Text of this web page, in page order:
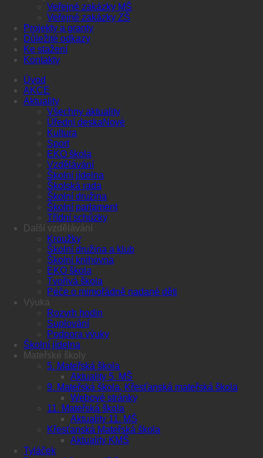
Veřejné zakázky MŠ
Veřejné zakázky ZŠ
Projekty a granty
Důležité odkazy
Ke stažení
Kontakty
Úvod
AKCE
Aktuality
Všechny aktuality
Úřední deska
Kultura
Sport
EKO škola
Vzdělávání
Školní jídelna
Školská rada
Školní družina
Školní parlament
Třídní schůzky
Další vzdělávání
Kroužky
Školní družina a klub
Školní knihovna
EKO škola
Tvořivá škola
Péče o mimořádně nadané děti
Výuka
Rozvrh hodin
Suplování
Podpora výuky
Školní jídelna
Mateřské školy
5. Mateřská škola
Aktuality 5. MŠ
9. Mateřská škola, Křesťanská mateřská škola
Webové stránky
11. Mateřská škola
Aktuality 11. MŠ
Křesťanská Mateřská škola
Aktuality KMŠ
Tyláček